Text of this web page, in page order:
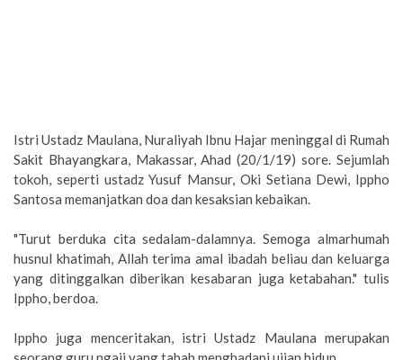
Istri Ustadz Maulana, Nuraliyah Ibnu Hajar meninggal di Rumah
Sakit Bhayangkara, Makassar, Ahad (20/1/19) sore. Sejumlah
tokoh, seperti ustadz Yusuf Mansur, Oki Setiana Dewi, Ippho
Santosa memanjatkan doa dan kesaksian kebaikan.
"Turut berduka cita sedalam-dalamnya. Semoga almarhumah
husnul khatimah, Allah terima amal ibadah beliau dan keluarga
yang ditinggalkan diberikan kesabaran juga ketabahan." tulis
Ippho, berdoa.
Ippho juga menceritakan, istri Ustadz Maulana merupakan